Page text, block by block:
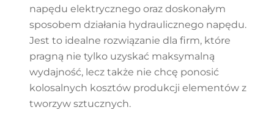
napędu elektrycznego oraz doskonałym
sposobem działania hydraulicznego napędu.
Jest to idealne rozwiązanie dla firm, które
pragną nie tylko uzyskać maksymalną
wydajność, lecz także nie chcę ponosić
kolosalnych kosztów produkcji elementów z
tworzyw sztucznych.